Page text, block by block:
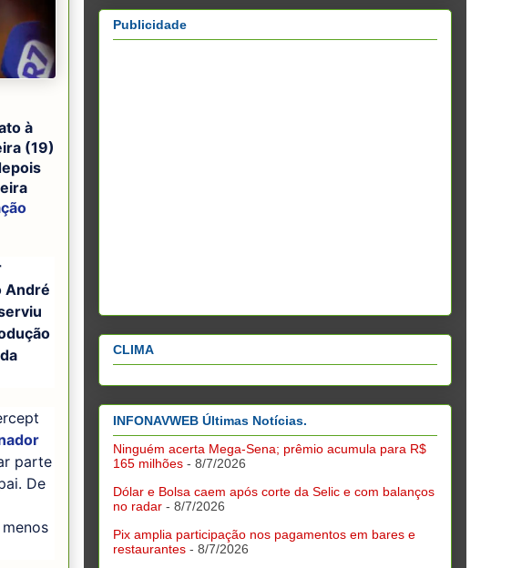
à
(19)
André
parte
De
Publicidade
CLIMA
INFONAVWEB Últimas Notícias.
Ninguém acerta Mega-Sena; prêmio acumula para R$
165 milhões - 8/7/2026
Dólar e Bolsa caem após corte da Selic e com balanços
no radar - 8/7/2026
Pix amplia participação nos pagamentos em bares e
restaurantes - 8/7/2026